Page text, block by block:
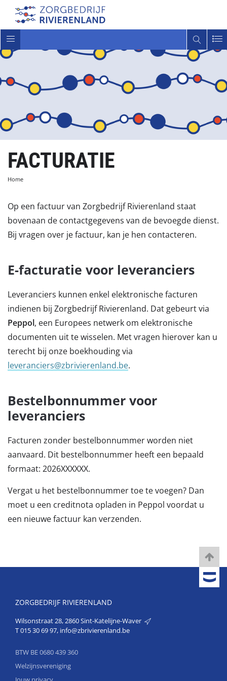
Toggle
navigatie
FACTURATIE
Home
Op een factuur van Zorgbedrijf Rivierenland staat
bovenaan de contactgegevens van de bevoegde dienst.
Bij vragen over je factuur, kan je hen contacteren.
E-facturatie voor leveranciers
Leveranciers kunnen enkel elektronische facturen
indienen bij Zorgbedrijf Rivierenland. Dat gebeurt via
Peppol, een Europees netwerk om elektronische
documenten uit te wisselen. Met vragen hierover kan u
terecht bij onze boekhouding via
leveranciers@zbrivierenland.be.
Bestelbonnummer voor
leveranciers
Facturen zonder bestelbonnummer worden niet
aanvaard. Dit bestelbonnummer heeft een bepaald
formaat: 2026XXXXXX.
Vergat u het bestelbonnummer toe te voegen? Dan
moet u een creditnota opladen in Peppol voordat u
een nieuwe factuur kan verzenden.
ZORGBEDRIJF RIVIERENLAND
Wilsonstraat 28, 2860 Sint-Katelijne-Waver
T015 30 69 97, info@zbrivierenland.be
BTW BE 0680 439 360
Welzijnsvereniging